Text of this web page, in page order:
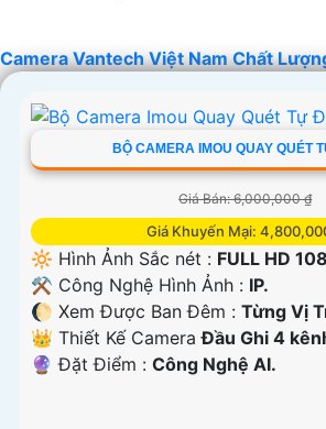
Camera Vantech Việt Nam Chất
BỘ CAMERA IMOU QUAY QUÉT
Giá Bán: 6,000,000 ₫
Giá Khuyến Mại:
🔆 Hình Ảnh Sắc nét : FULL HD
⚒ Công Nghệ Hình Ảnh : IP.
🌔 Xem Được Ban Đêm : Từng Vị
👑 Thiết Kế CameraĐầu Ghi 4
️🔮 Đặt Điểm : Công Nghệ AI.